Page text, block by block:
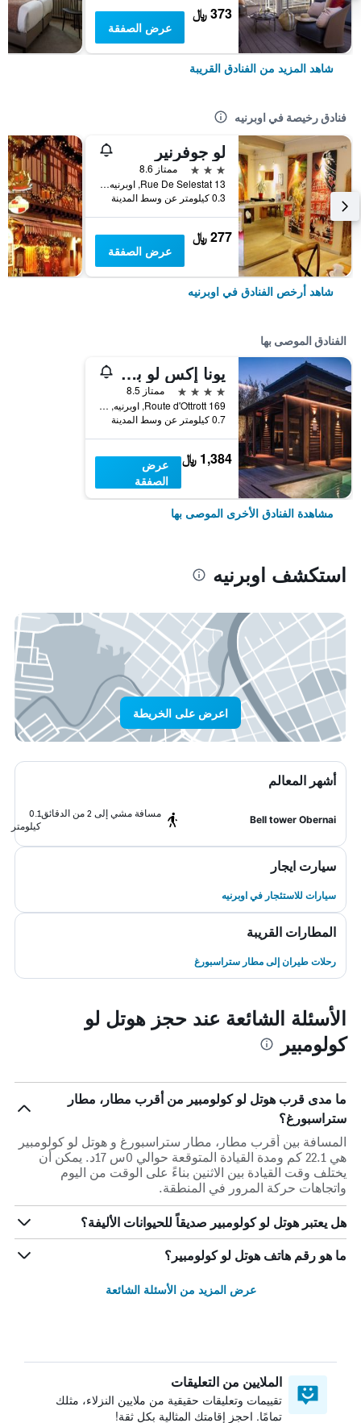
373 ﷼
عرض الصفقة
شاهد المزيد من الفنادق القريبة
فنادق رخيصة في اوبرنيه
لو جوفرنير
3 نجوم
ممتاز 8.6
13 Rue De Selestat, اوبرنيه, إقليم الراين الأسفل, فرنسا
0.3 كيلومتر عن وسط المدينة
277 ﷼
عرض الصفقة
شاهد أرخص الفنادق في اوبرنيه
الفنادق الموصى بها
يونا إكس لو بارك اهوتل
4 نجوم
ممتاز 8.5
169 Route d'Ottrott, اوبرنيه, إقليم الراين الأسفل, فرنسا
0.7 كيلومتر عن وسط المدينة
1,384 ﷼
عرض
الصفقة
مشاهدة الفنادق الأخرى الموصى بها
استكشف اوبرنيه
اعرض على الخريطة
أشهر المعالم
Bell tower Obernai
مسافة مشي إلى 2 من الدقائق
0.1
كيلومتر
سيارت ايجار
سيارات للاستئجار في اوبرنيه
المطارات القريبة
رحلات طيران إلى مطار ستراسبورغ
الأسئلة الشائعة عند حجز هوتل لو
كولومبير
ما مدى قرب هوتل لو كولومبير من أقرب مطار، مطار
ستراسبورغ؟
المسافة بين أقرب مطار، مطار ستراسبورغ و هوتل لو كولومبير
هي 22.1 كم ومدة القيادة المتوقعة حوالي 0س 17د. يمكن أن
يختلف وقت القيادة بين الاثنين بناءً على الوقت من اليوم
واتجاهات حركة المرور في المنطقة.
هل يعتبر هوتل لو كولومبير صديقاً للحيوانات الأليفة؟
ما هو رقم هاتف هوتل لو كولومبير؟
عرض المزيد من الأسئلة الشائعة
الملايين من التعليقات
تقييمات وتعليقات حقيقية من ملايين النزلاء، مثلك
تمامًا. احجز إقامتك المثالية بكل ثقة!